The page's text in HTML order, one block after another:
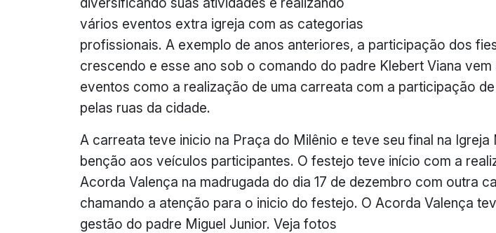
vários eventos extra igreja com as categorias
profissionais. A exemplo de anos anteriores, a participação dos
crescendo e esse ano sob o comando do padre Klebert Viana
eventos como a realização de uma carreata com a participação
pelas ruas da cidade.
A carreata teve inicio na Praça do Milênio e teve seu final na Igreja
benção aos veículos participantes. O festejo teve início com a
Acorda Valença na madrugada do dia 17 de dezembro com outra
chamando a atenção para o inicio do festejo. O Acorda Valença
gestão do padre Miguel Junior. Veja fotos